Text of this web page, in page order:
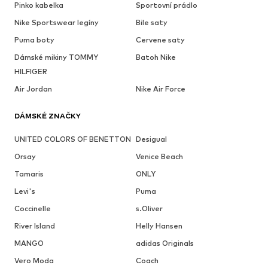
Pinko kabelka
Sportovní prádlo
Nike Sportswear legíny
Bile saty
Puma boty
Cervene saty
Dámské mikiny TOMMY
HILFIGER
Batoh Nike
Air Jordan Nike Air Force
DÁMSKÉ ZNAČKY
UNITED COLORS OF BENETTON Desigual
Orsay
Venice Beach
Tamaris
ONLY
Levi's
Puma
Coccinelle
s.Oliver
River Island
Helly Hansen
MANGO
adidas Originals
Vero Moda
Coach